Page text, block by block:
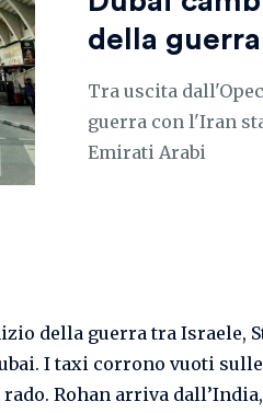
della guerra
Tra uscita
guerra con l'Iran
Emirati Arabi
della guerra tra Israele,
I taxi corrono vuoti
Rohan arriva